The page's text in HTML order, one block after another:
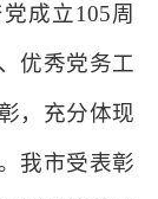
成立105周
优秀党务工
，充分体现
我市受表彰